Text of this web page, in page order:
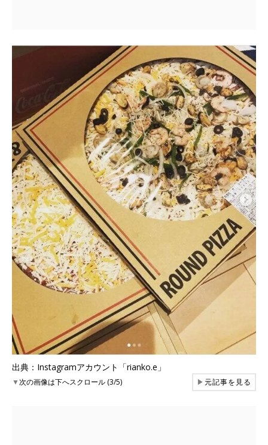
出典：Instagramアカウント「rianko.e」
▼次の画像は下へスクロール (3/5) ▶元記事を見る